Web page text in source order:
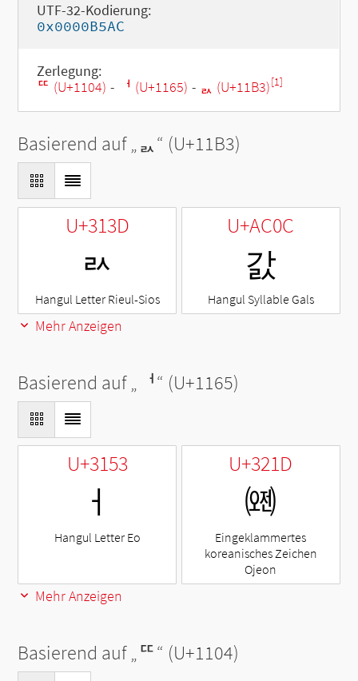
UTF-32-Kodierung:
0x0000B5AC
Zerlegung:
ᄄ (U+1104) - ᅥ (U+1165) - ᆳ (U+11B3)[1]
Basierend auf „ᆳ“ (U+11B3)
U+313D
ㄽ
Hangul Letter Rieul-Sios
U+AC0C
갌
Hangul Syllable Gals
Mehr Anzeigen
Basierend auf „ ᅥ“ (U+1165)
U+3153
ㅓ
Hangul Letter Eo
U+321D
㈝
Eingeklammertes
koreanisches Zeichen
Ojeon
Mehr Anzeigen
Basierend auf „ᄄ“ (U+1104)